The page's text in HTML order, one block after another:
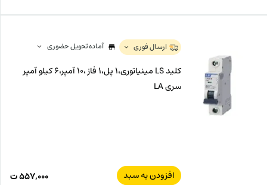
ارسال فوری آماده تحویل حضوری
کلید LS مینیاتوری،1 پل،1 فاز ،10 آمپر،6 کیلو آمپر
سری LA
افزودن به سبد ۵۵۷,۰۰۰ت